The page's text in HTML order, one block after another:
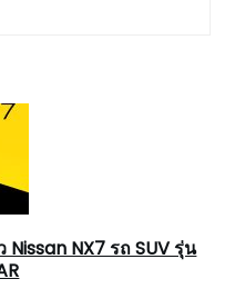
NX7 รถ SUV รุ่น